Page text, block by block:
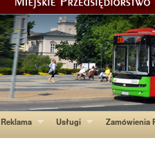
Reklama Usługi Zamówienia